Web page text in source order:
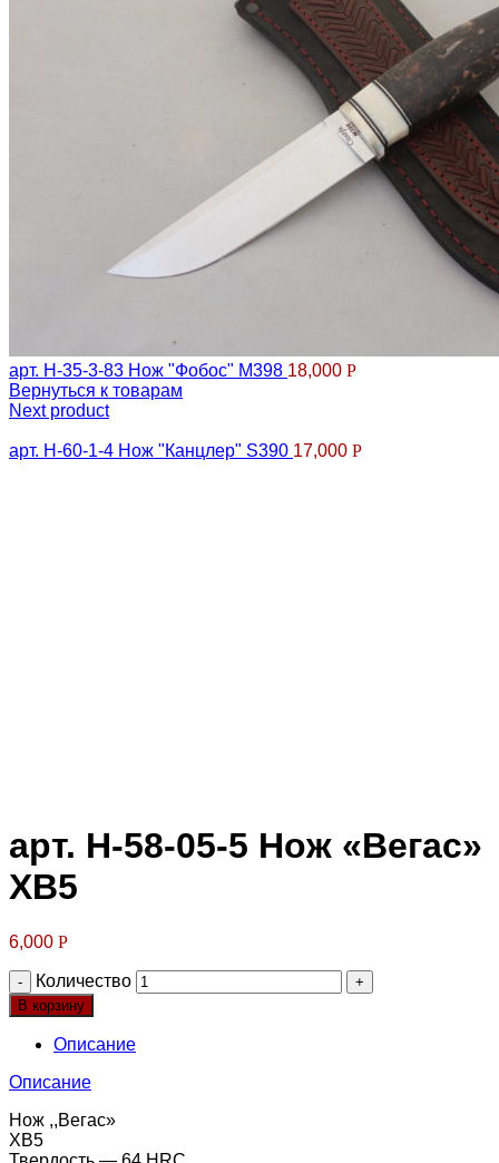
арт. Н-35-3-83 Нож "Фобос" М398 18,000 Р
Вернуться к товарам
Next product
арт. Н-60-1-4 Нож "Канцлер" S390 17,000 Р
арт. Н-58-05-5 Нож «Вегас»
ХВ5
6,000 Р
Количество
В корзину
Описание
Описание
Нож ,,Вегас»
ХВ5